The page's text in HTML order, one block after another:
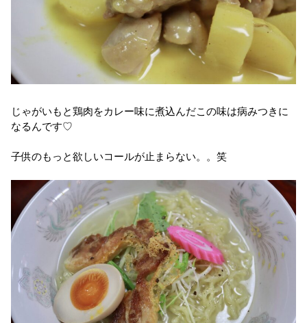
じゃがいもと鶏肉をカレー味に煮込んだこの味は病みつきに
なるんです♡
子供のもっと欲しいコールが止まらない。。笑